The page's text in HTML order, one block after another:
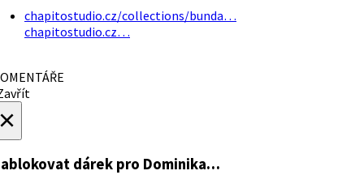
chapitostudio.cz/collections/bunda…
chapitostudio.cz…
dárek pro Dominika…